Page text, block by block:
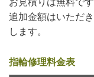
お見積りは無料で
追加金額はいただ
します。
指輪修理料金表